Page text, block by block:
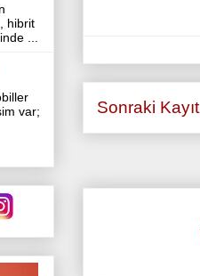
Sonraki Kayıt
hibrit
...
var;